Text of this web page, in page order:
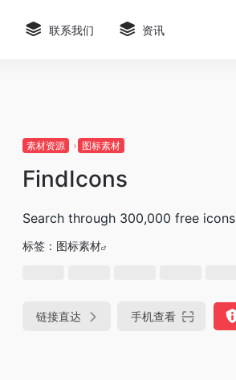
联系我们 资讯
素材资源 图标素材
FindIcons
Search through 300,000 free icons
标签： 图标素材
链接直达 手机查看